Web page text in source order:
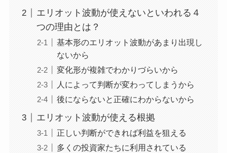
エリオット波動が使えないといわれる４
つの理由とは？
基本形のエリオット波動があまり出現し
ないから
変化形が複雑でわかりづらいから
人によって判断が変わってしまうから
後にならないと正確にわからないから
エリオット波動が使える根拠
正しい判断ができれば利益を狙える
多くの投資家たちに利用されている